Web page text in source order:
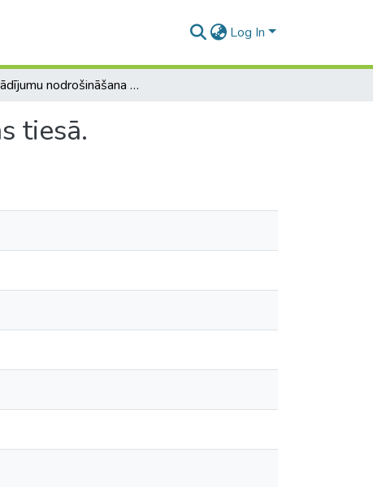
Log In
Pierādījumu nodrošināšana pirms prasības celšanas tiesā.
tiesā.